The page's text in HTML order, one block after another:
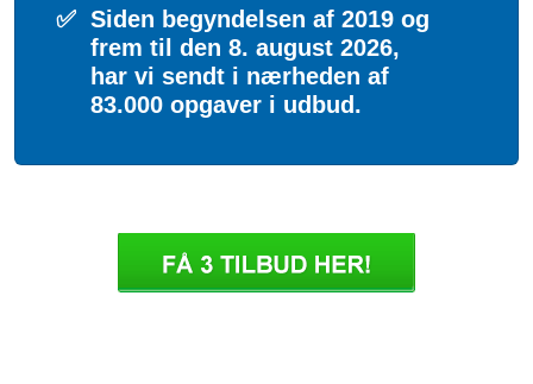
✅ Siden begyndelsen af 2019 og
frem til den 8. august 2026,
har vi sendt i nærheden af
83.000 opgaver i udbud.